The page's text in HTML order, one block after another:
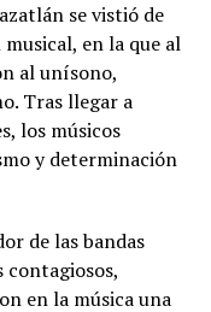
se vistió de
en la que al
al unísono,
Tras llegar a
los músicos
y determinación
de las bandas
en la música una